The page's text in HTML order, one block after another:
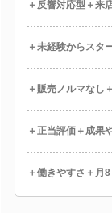
＋反響対応型＋来
＋未経験からスタ
＋販売ノルマなし
＋正当評価＋成果
＋働きやすさ＋月